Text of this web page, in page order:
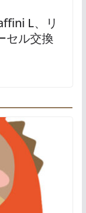
L、リ
セル交換